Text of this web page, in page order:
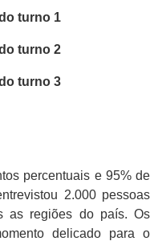
percentuais e 95% de
2.000 pessoas
as regiões do país. Os
delicado para o